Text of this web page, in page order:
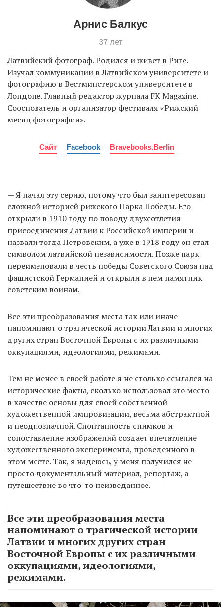
Арнис Балкус
37 лет
Латвийский фотограф. Родился и живет в Риге.
Изучал коммуникации в Латвийском университете и
фотографию в Вестминстерском университете в
Лондоне. Главный редактор журнала FK Magazine.
Сооснователь и организатор фестиваля «Рижский
месяц фотографии».
Сайт Facebook Bravebooks.berlin
— Я начал эту серию, потому что был заинтересован
сложной историей рижского Парка Победы. Его
открыли в 1910 году по поводу двухсотлетия
присоединения Латвии к Российской империи и
назвали тогда Петровским, а уже в 1918 году он стал
символом латвийской независимости. Позже парк
переименовали в честь победы Советского Союза над
фашистской Германией и открыли в нем памятник
советским воинам.
Все эти преобразования места так или иначе
напоминают о трагической истории Латвии и многих
других стран Восточной Европы с их различными
оккупациями, идеологиями, режимами.
Тем не менее в своей работе я не столько ссылался на
исторические факты, сколько использовал это место
в качестве основы для своей собственной
художественной импровизации, весьма абстрактной
и неоднозначной. Спонтанность снимков и
сопоставление изображений создает впечатление
художественного эксперимента, проведенного в
этом месте. Так, я надеюсь, у меня получился не
просто документальный материал, репортаж, а
путешествие во что-то неизведанное.
Все эти преобразования места
напоминают о трагической истории
Латвии и многих других стран
Восточной Европы с их различными
оккупациями, идеологиями,
режимами.